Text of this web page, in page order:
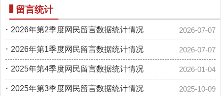
留言统计
· 2026年第2季度网民留言数据统计情况 2026-07-07
· 2026年第1季度网民留言数据统计情况 2026-07-07
· 2025年第4季度网民留言数据统计情况 2026-01-04
· 2025年第3季度网民留言数据统计情况 2025-10-09